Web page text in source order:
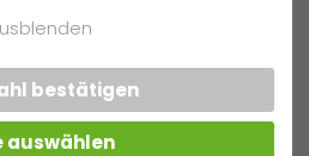
100 Jahre GFS
finden mehrere
und ehemalige
bestätigen
auswählen